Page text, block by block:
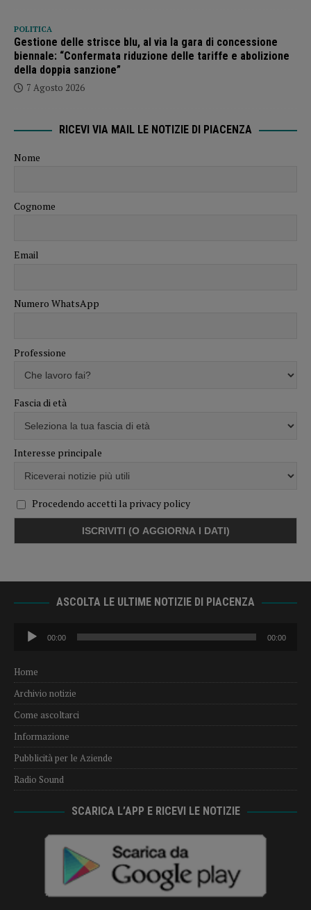
POLITICA
Gestione delle strisce blu, al via la gara di concessione
biennale: “Confermata riduzione delle tariffe e abolizione
della doppia sanzione”
7 Agosto 2026
RICEVI VIA MAIL LE NOTIZIE DI PIACENZA
Nome
Cognome
Email
Numero WhatsApp
Professione
Fascia di età
Interesse principale
Procedendo accetti la privacy policy
ASCOLTA LE ULTIME NOTIZIE DI PIACENZA
Audio
Player
00:00 00:00
Home
Archivio notizie
Come ascoltarci
Informazione
Pubblicità per le Aziende
Radio Sound
SCARICA L’APP E RICEVI LE NOTIZIE